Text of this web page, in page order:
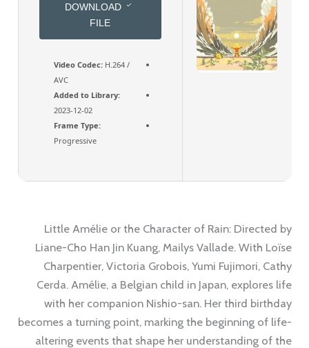
DOWNLOAD
FILE
Video Codec:H.264 /
AVC
Added to Library:
2023-12-02
Frame Type:
Progressive
Little Amélie or the Character of Rain: Directed by
Liane-Cho Han Jin Kuang, Mailys Vallade. With Loïse
Charpentier, Victoria Grobois, Yumi Fujimori, Cathy
Cerda. Amélie, a Belgian child in Japan, explores life
with her companion Nishio-san. Her third birthday
becomes a turning point, marking the beginning of life-
altering events that shape her understanding of the